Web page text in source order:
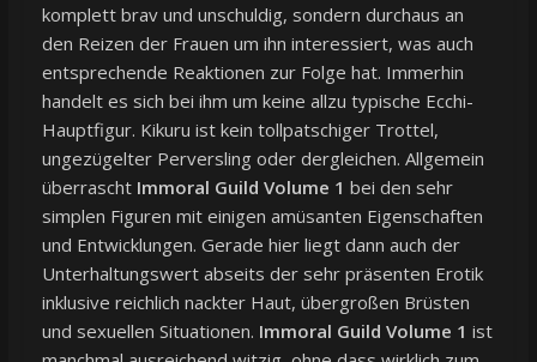
komplett brav und unschuldig, sondern durchaus an
den Reizen der Frauen um ihn interessiert, was auch
entsprechende Reaktionen zur Folge hat. Immerhin
handelt es sich bei ihm um keine allzu typische Ecchi-
Hauptfigur. Kikuru ist kein tollpatschiger Trottel,
ungezügelter Perversling oder dergleichen. Allgemein
überrascht Immoral Guild Volume 1 bei den sehr
simplen Figuren mit einigen amüsanten Eigenschaften
und Entwicklungen. Gerade hier liegt dann auch der
Unterhaltungswert abseits der sehr präsenten Erotik
inklusive reichlich nackter Haut, übergroßen Brüsten
und sexuellen Situationen. Immoral Guild Volume 1 ist